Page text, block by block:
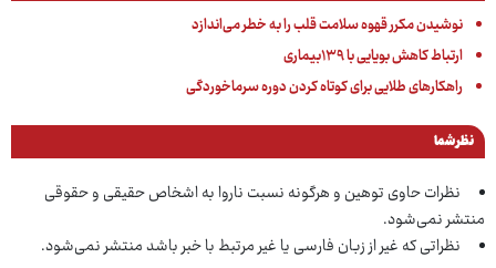
نوشیدن مکرر قهوه سلامت قلب را به خطر می‌اندازد
ارتباط کاهش بویایی با ۱۳۹بیماری
راهکارهای طلایی برای کوتاه کردن دوره‌ سرماخوردگی
نظر شما
نظرات حاوی توهین و هرگونه نسبت ناروا به اشخاص حقیقی و حقوقی
منتشر نمی‌شود.
نظراتی که غیر از زبان فارسی یا غیر مرتبط با خبر باشد منتشر نمی‌شود.